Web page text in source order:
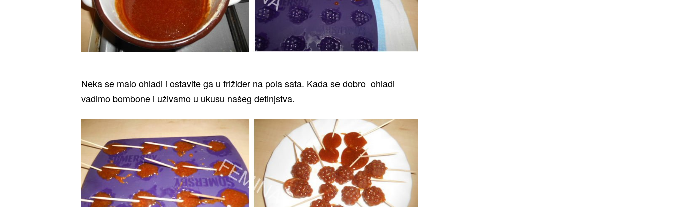
Neka se malo ohladi i ostavite ga u frižider na pola sata. Kada se dobro ohladi
vadimo bombone i uživamo u ukusu našeg detinjstva.